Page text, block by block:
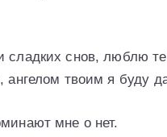
сладких снов, люблю
ангелом твоим я буду
мне о нет.